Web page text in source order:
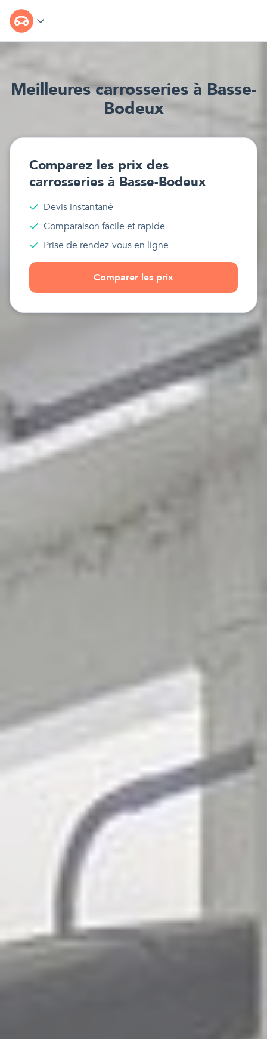
Meilleurescarrosseries à Basse-
Bodeux
Comparez les prix des
carrosseries à Basse-Bodeux
Devis instantané
Comparaison facile et rapide
Prise de rendez-vous en ligne
Comparer les prix